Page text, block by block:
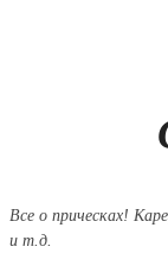
Все о прическах!
и т.д.